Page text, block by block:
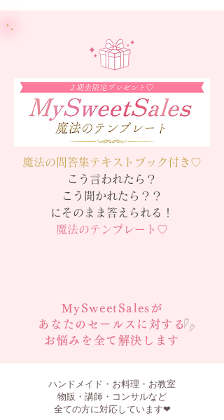
魔法の問答集テキストブック付き♡
こう言われたら？
こう聞かれたら？？
にそのまま答えられる！
​魔法のテンプレート♡
MySweetSales ​が
あなたのセールスに対する
お悩みを 全て解決します
ハンドメイド・お料理・お教室
物販・講師・コンサルなど
全ての方に対応しています❤︎